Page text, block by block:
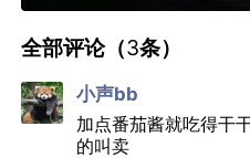
全部评论（3条）
小声bb
加点番茄酱就吃得干
的叫卖